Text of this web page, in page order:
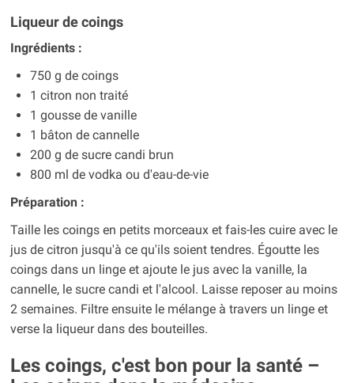
Liqueur de coings
Ingrédients :
750 g de coings
1 citron non traité
1 gousse de vanille
1 bâton de cannelle
200 g de sucre candi brun
800 ml de vodka ou d'eau-de-vie
Préparation :
Taille les coings en petits morceaux et fais-les cuire avec le
jus de citron jusqu'à ce qu'ils soient tendres. Égoutte les
coings dans un linge et ajoute le jus avec la vanille, la
cannelle, le sucre candi et l'alcool. Laisse reposer au moins
2 semaines. Filtre ensuite le mélange à travers un linge et
verse la liqueur dans des bouteilles.
Les coings, c'est bon pour la santé –